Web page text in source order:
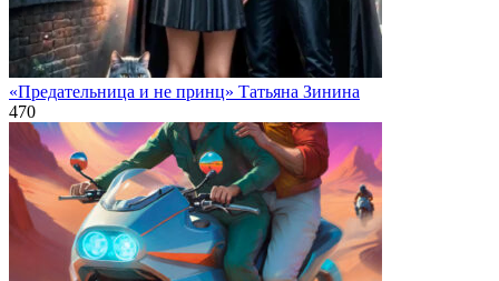
«Предательница и не принц» Татьяна Зинина
470